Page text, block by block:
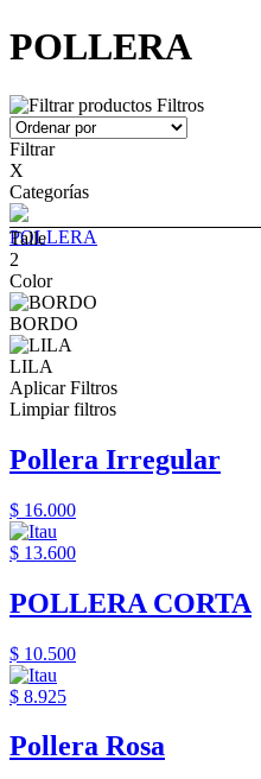
POLLERA
Filtros
Filtrar
X
Categorías
POLLERA
Talle
2
Color
BORDO
LILA
Aplicar Filtros
Limpiar filtros
Pollera Irregular
$ 16.000
$ 13.600
POLLERA CORTA
$ 10.500
$ 8.925
Pollera Rosa